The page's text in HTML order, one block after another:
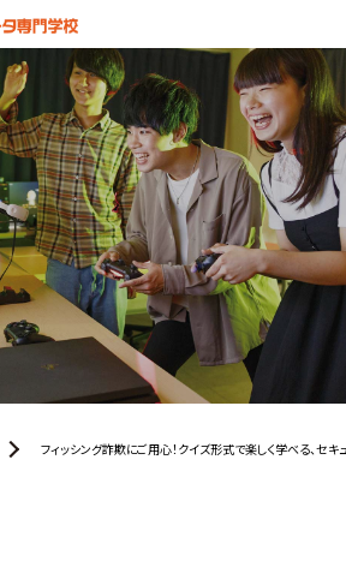
フィッシング詐欺にご用心！クイズ形式で楽しく学べる、セキ